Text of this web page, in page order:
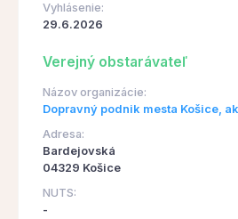
Vyhlásenie:
29.6.2026
Verejný obstarávateľ
Názov organizácie:
Dopravný podnik mesta Košice,
Adresa:
Bardejovská
04329 Košice
NUTS:
-